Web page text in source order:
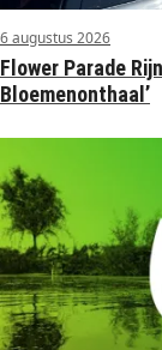
6 augustus 2026
Flower Parade
Bloemenonthaal’